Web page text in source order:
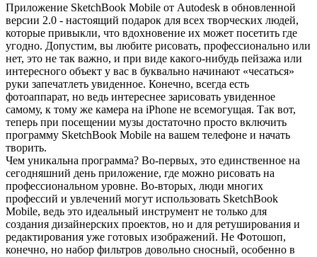
Приложение SketchBook Mobile от Autodesk в обновленной
версии 2.0 - настоящий подарок для всех творческих людей,
которые привыкли, что вдохновение их может посетить где
угодно. Допустим, вы любите рисовать, профессионально или
нет, это не так важно, и при виде какого-нибудь пейзажа или
интересного объект у вас в буквально начинают «чесаться»
руки запечатлеть увиденное. Конечно, всегда есть
фотоаппарат, но ведь интереснее зарисовать увиденное
самому, к тому же камера на iPhone не всемогущая. Так вот,
теперь при посещении музы достаточно просто включить
программу SketchBook Mobile на вашем телефоне и начать
творить.
Чем уникальна программа? Во-первых, это единственное на
сегодняшний день приложение, где можно рисовать на
профессиональном уровне. Во-вторых, люди многих
профессий и увлечений могут использовать SketchBook
Mobile, ведь это идеальный инструмент не только для
создания дизайнерских проектов, но и для ретуширования и
редактирования уже готовых изображений. Не Фотошоп,
конечно, но набор фильтров довольно сносный, особенно в